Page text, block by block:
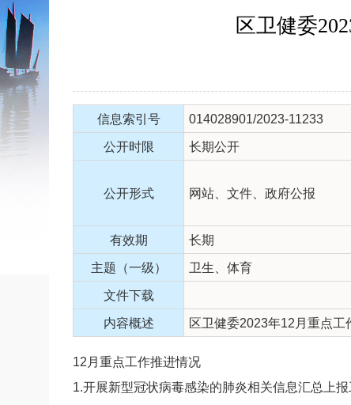
区卫健委
信息索引号 014028901/2023-11233
公开时限 长期公开
公开形式 网站、文件、政府公报
有效期 长期
主题（一级） 卫生、体育
文件下载
内容概述 区卫健委2023年12月重点
12月重点工作推进情况
1.开展新型冠状病毒感染的肺炎相关信息汇总上报